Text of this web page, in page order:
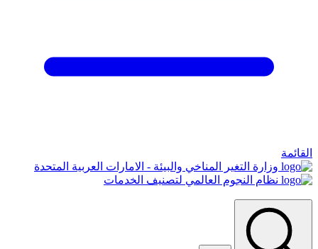
القائمة
وزارة التغير المناخي والبيئة - الامارات العربية المتحدة
نظام النجوم العالمي لتصنيف الخدمات